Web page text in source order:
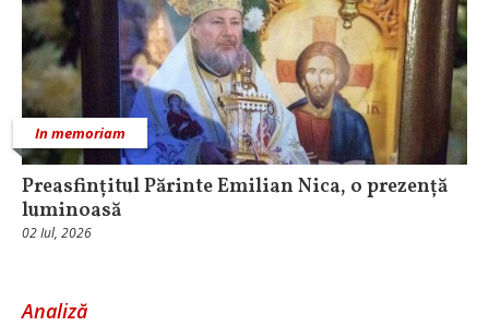
In memoriam
Preasfințitul Părinte Emilian Nica, o prezență
luminoasă
02 Iul, 2026
Analiză